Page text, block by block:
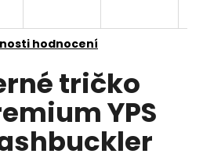
hodnocení
tričko
YPS